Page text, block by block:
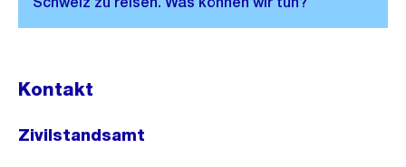
Kontakt
Zivilstandsamt